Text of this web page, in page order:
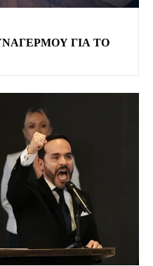
ΓΙΑ ΤΟ